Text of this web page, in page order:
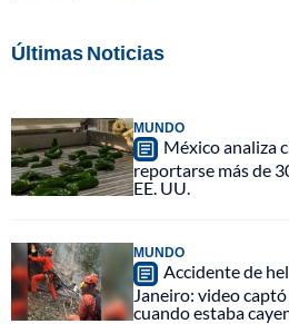
Últimas Noticias
MUNDO
México analiza
reportarse más de
EE. UU.
MUNDO
Accidente de
Janeiro: video
cuando estaba